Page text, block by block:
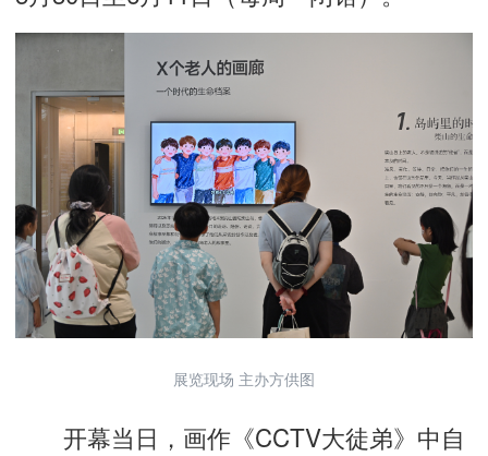
展览现场 主办方供图
开幕当日，画作《CCTV大徒弟》中自